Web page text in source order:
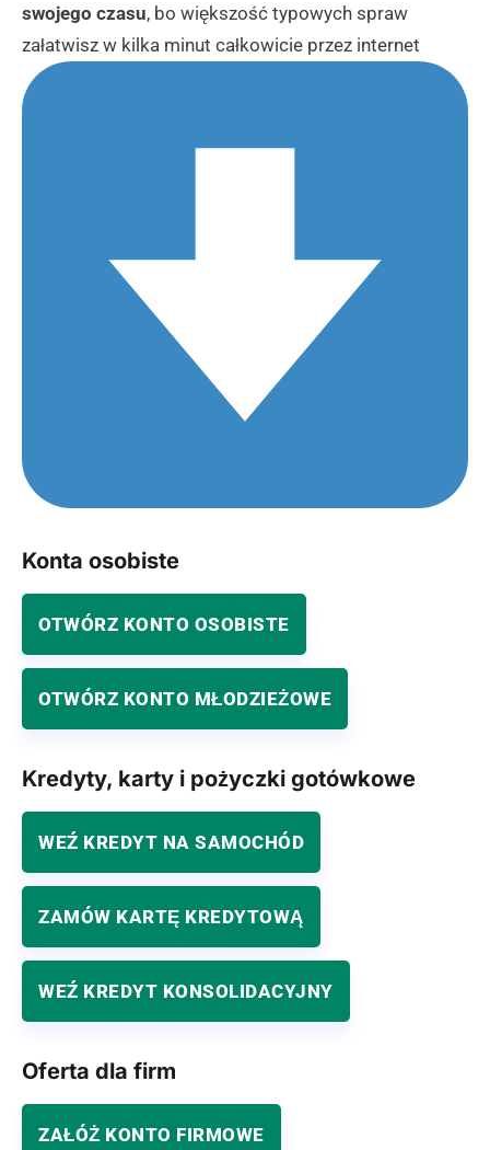
swojego czasu, bo większość typowych spraw
załatwisz w kilka minut całkowicie przez internet
Konta osobiste
OTWÓRZ KONTO OSOBISTE
OTWÓRZ KONTO MŁODZIEŻOWE
Kredyty, karty i pożyczki gotówkowe
WEŹ KREDYT NA SAMOCHÓD
ZAMÓW KARTĘ KREDYTOWĄ
WEŹ KREDYT KONSOLIDACYJNY
Oferta dla firm
ZAŁÓŻ KONTO FIRMOWE